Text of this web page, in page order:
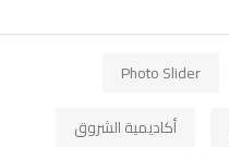
Photo Slider
أكاديمية الشروق